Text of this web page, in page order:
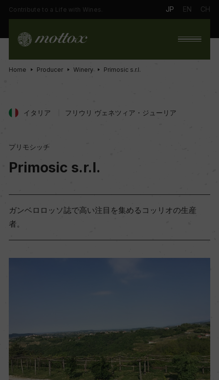
Contribute to a Life with Wines. JP EN CH
Home Producer Winery Primosic s.r.l.
イタリア フリウリ ヴェネツィア・ジューリア
プリモシッチ
Primosic s.r.l.
ガンベロロッソ誌で高い注目を集めるコッリオの生産
者。